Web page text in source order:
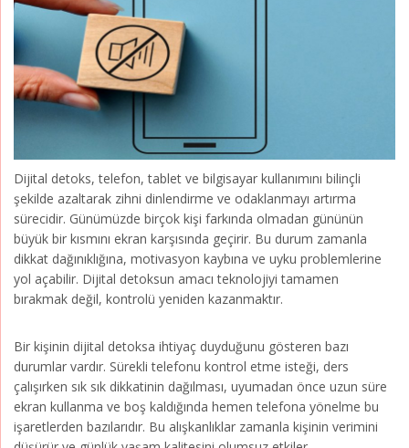
Dijital detoks, telefon, tablet ve bilgisayar kullanımını bilinçli
şekilde azaltarak zihni dinlendirme ve odaklanmayı artırma
sürecidir. Günümüzde birçok kişi farkında olmadan gününün
büyük bir kısmını ekran karşısında geçirir. Bu durum zamanla
dikkat dağınıklığına, motivasyon kaybına ve uyku problemlerine
yol açabilir. Dijital detoksun amacı teknolojiyi tamamen
bırakmak değil, kontrolü yeniden kazanmaktır.
Bir kişinin dijital detoksa ihtiyaç duyduğunu gösteren bazı
durumlar vardır. Sürekli telefonu kontrol etme isteği, ders
çalışırken sık sık dikkatinin dağılması, uyumadan önce uzun süre
ekran kullanma ve boş kaldığında hemen telefona yönelme bu
işaretlerden bazılarıdır. Bu alışkanlıklar zamanla kişinin verimini